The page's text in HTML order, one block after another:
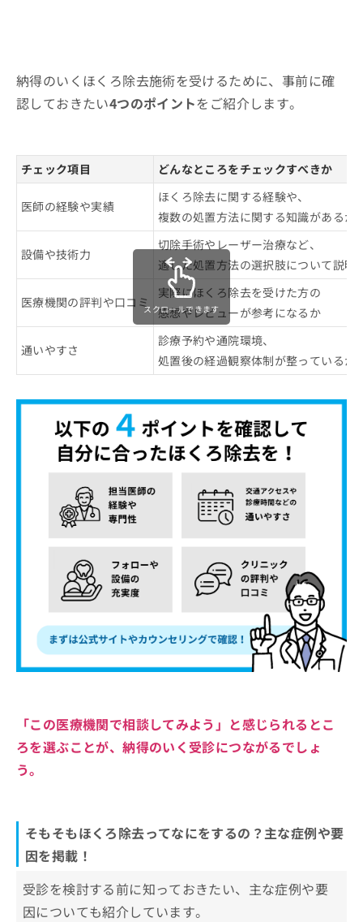
納得のいくほくろ除去施術を受けるために、事前に確
認しておきたい4つのポイントをご紹介します。
チェック項目 どんなところをチェックすべきか
医師の経験や実績
ほくろ除去に関する経験や、
複数の処置方法に関する知識があるか
設備や技術力
切除手術やレーザー治療など、
適した処置方法の選択肢について説明
医療機関の評判や口コミ
実際にほくろ除去を受けた方の
感想やレビューが参考になるか
通いやすさ
診療予約や通院環境、
処置後の経過観察体制が整っているか
スクロールできます
「この医療機関で相談してみよう」と感じられるとこ
ろを選ぶことが、納得のいく受診につながるでしょ
う。
そもそもほくろ除去ってなにをするの？主な症例や要
因を掲載！
受診を検討する前に知っておきたい、主な症例や要
因についても紹介しています。